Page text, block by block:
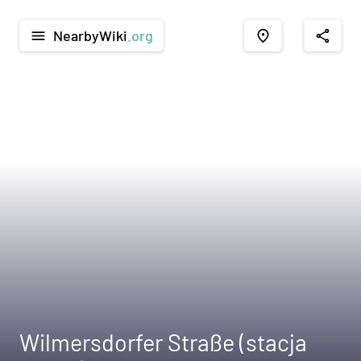
menu NearbyWiki .org place share
Wilmersdorfer Straße (stacja